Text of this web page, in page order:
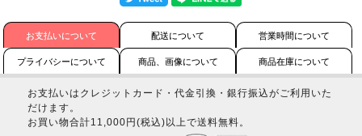
お支払いについて 配送について 営業時間について
プライバシーについて 商品、画像について 商品在庫について
お支払いはクレジットカード・代金引換・銀行振込がご利用いた
だけます。
お買い物合計11,000円(税込)以上で送料無料。